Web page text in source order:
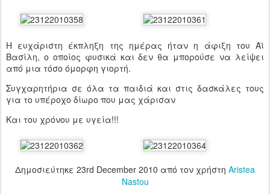
Η ευχάριστη έκπληξη της ημέρας ήταν η άφιξη του Αϊ
Βασίλη, ο οποίος φυσικά και δεν θα μπορούσε να λείψει
από μια τόσο όμορφη γιορτή.
Συγχαρητήρια σε όλα τα παιδιά και στις δασκάλες τους
για το υπέροχο δίωρο που μας χάρισαν
Και του χρόνου με υγεία!!!
Δημοσιεύτηκε 23rd December 2010 από τον χρήστη Aristea
Nastou